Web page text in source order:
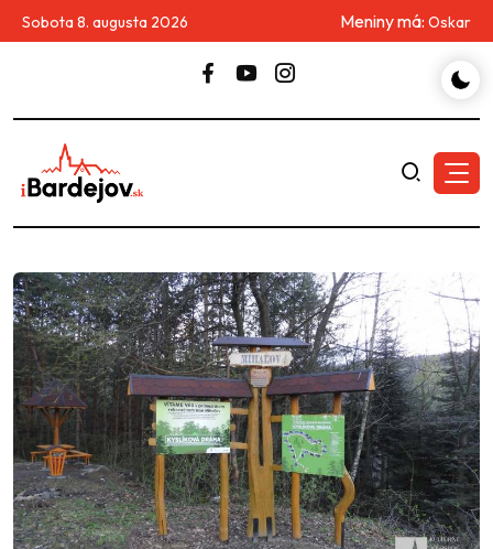
Sobota 8. augusta 2026 Meniny má: Oskar